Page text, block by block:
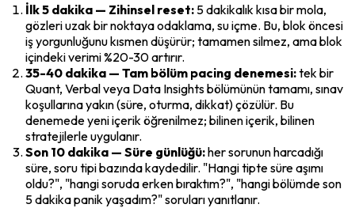
İlk 5 dakika — Zihinsel reset: 5 dakikalık kısa bir mola,
gözleri uzak bir noktaya odaklama, su içme. Bu, blok öncesi
iş yorgunluğunu kısmen düşürür; tamamen silmez, ama blok
içindeki verimi %20-30 artırır.
35-40 dakika — Tam bölüm pacing denemesi: tek bir
Quant, Verbal veya Data Insights bölümünün tamamı, sınav
koşullarına yakın (süre, oturma, dikkat) çözülür. Bu
denemede yeni içerik öğrenilmez; bilinen içerik, bilinen
stratejilerle uygulanır.
Son 10 dakika — Süre günlüğü: her sorunun harcadığı
süre, soru tipi bazında kaydedilir. "Hangi tipte süre aşımı
oldu?", "hangi soruda erken bıraktım?", "hangi bölümde son
5 dakika panik yaşadım?" soruları yanıtlanır.